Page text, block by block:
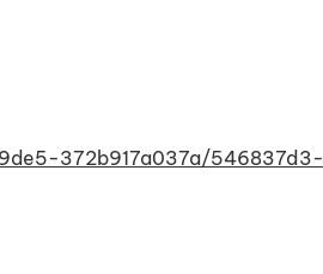
372b917a037a/546837d3-